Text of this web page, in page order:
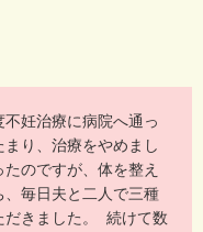
妊治療に病院へ通っ
り、治療をやめまし
のですが、体を整え
毎日夫と二人で三種
だきました。 続けて数